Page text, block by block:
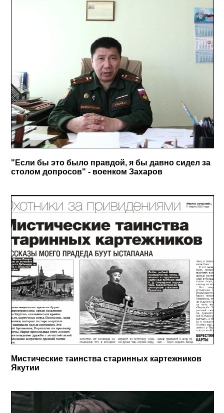
"Если бы это было правдой, я бы давно сидел за
столом допросов" - военком Захаров
Мистические таинства старинных картежников
Якутии